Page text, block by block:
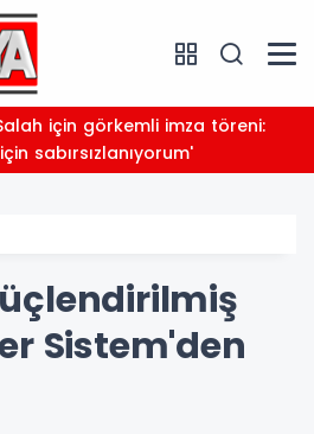
sabırsızlanıyorum'
Sistem'den